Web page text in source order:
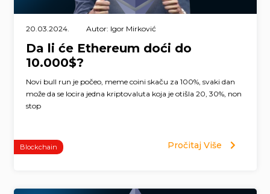
20.03.2024. Autor: Igor Mirković
Da li će Ethereum doći do
10.000$?
Novi bull run je počeo, meme coini skaču za 100%, svaki dan
može da se locira jedna kriptovaluta koja je otišla 20, 30%, non
stop
Blockchain Pročitaj Više